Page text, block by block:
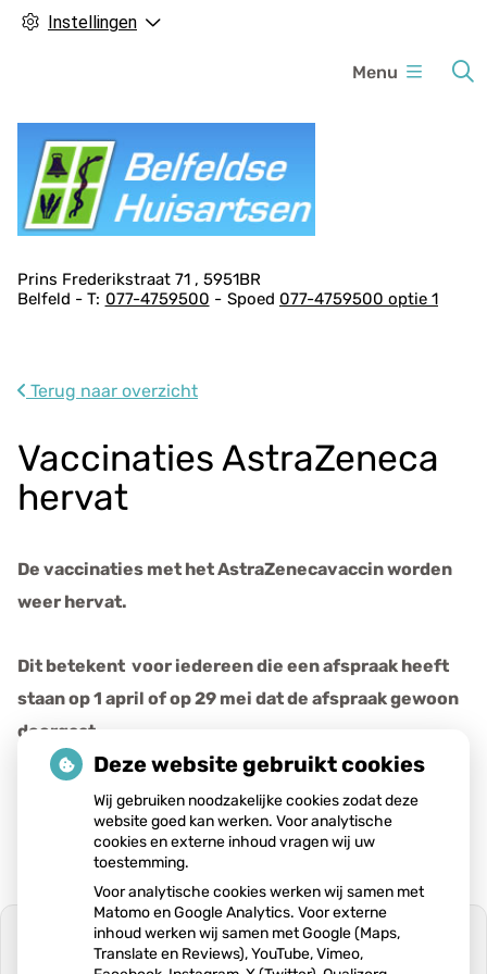
Instellingen
u
Menu
A
d
s
e
g
e
n
s
Prins Frederikstraat 71
5951BR
Belfeld
077-4759500 Spoed 077-4759500 optie 1
Terug naar overzicht
Vaccinaties AstraZeneca
hervat
De vaccinaties met het AstraZenecavaccin worden
weer hervat.
Dit betekent voor iedereen die een afspraak heeft
staan op 1 april of op 29 mei dat de afspraak gewoon
doorgaat.
Deze website gebruikt cookies
Wij gebruiken noodzakelijke cookies zodat deze
website goed kan werken. Voor analytische
cookies en externe inhoud vragen wij uw
toestemming.
Voor analytische cookies werken wij samen met
Matomo en Google Analytics. Voor externe
inhoud werken wij samen met Google (Maps,
Translate en Reviews), YouTube, Vimeo,